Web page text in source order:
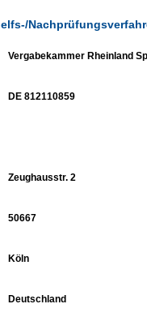
Vergabekammer Rheinland
DE 812110859
Zeughausstr. 2
50667
Köln
Deutschland